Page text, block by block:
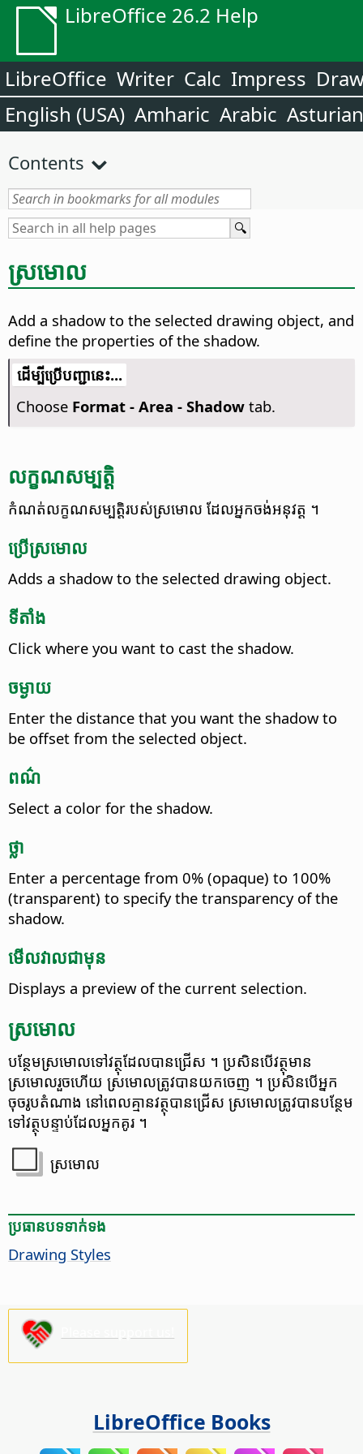
LibreOffice 26.2 Help
LibreOffice Writer Calc Impress
English (USA) Amharic Arabic Asturian
Contents
ស្រមោល
Add a shadow to the selected drawing object, and
define the properties of the shadow.
​​ដើម្បី​ប្រើ​​បញ្ជា​នេះ...
Choose Format - Area - Shadowtab.
លក្ខណសម្បត្តិ
កំណត់​លក្ខណសម្បត្តិ​របស់​ស្រមោល​ ដែល​អ្នក​ចង់​អនុវត្ត ។
ប្រើ​​ស្រមោល
Adds a shadow to the selected drawing object.
ទីតាំង
Click where you want to cast the shadow.
ចម្ងាយ
Enter the distance that you want the shadow to
be offset from the selected object.
ពណ៌
Select a color for the shadow.
ថ្លា
Enter a percentage from 0% (opaque) to 100%
(transparent) to specify the transparency of the
shadow.
មើលវាល​​ជា​មុន
Displays a preview of the current selection.
ស្រមោល
បន្ថែម​ស្រមោល​ទៅ​វត្ថុ​ដែល​បាន​ជ្រើស ។ ប្រសិន​បើ​វត្ថុ​មាន​
ស្រមោល​រួច​ហើយ ស្រមោល​ត្រូវ​បាន​យក​ចេញ ។ ប្រសិន​បើ​អ្នក​
ចុច​រូបតំណាង នៅ​ពេល​គ្មាន​វត្ថុ​បាន​ជ្រើស ស្រមោល​ត្រូវបាន​បន្ថែម​
ទៅ​វត្ថុ​បន្ទាប់​ដែល​អ្នក​គូរ ។
ស្រមោល
ប្រធានបទ​ទាក់ទង
Drawing Styles
LibreOffice Books